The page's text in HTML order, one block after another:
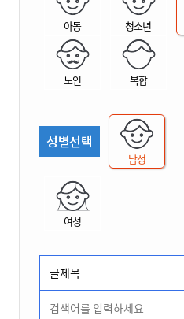
아동 청소년
노인 복합
성별선택
남성
여성